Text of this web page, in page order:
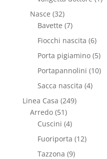
Nasce (32)
Bavette (7)
Fiocchi nascita (6)
Porta pigiamino (5)
Portapannolini (10)
Sacca nascita (4)
Linea Casa (249)
Arredo (51)
Cuscini (4)
Fuoriporta (12)
Tazzona (9)